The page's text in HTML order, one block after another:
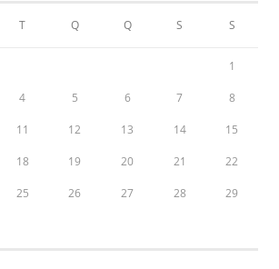
T Q Q S S
1
4 5 6 7 8
11 12 13 14 15
18 19 20 21 22
25 26 27 28 29